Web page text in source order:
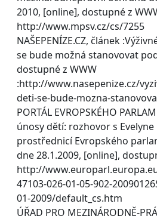
2010, [online], dostupné z
http://www.mpsv.cz/cs/7255
NAŠEPENÍZE.CZ, článek
se bude možná stanovovat
dostupné z WWW
:http://www.nasepenize.cz/
deti-se-bude-mozna-
PORTÁL EVROPSKÉHO
únosy dětí: rozhovor s
prostřednicí Evropského
dne 28.1.2009, [online],
http://
47103-026-01-05-902-
01-2009/default_cs.htm
ÚŘAD PRO MEZINÁRODNĚ-